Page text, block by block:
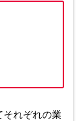
それぞれの業